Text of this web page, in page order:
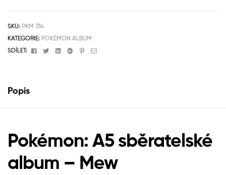
SKU: PKM 314
KATEGORIE: POKÉMON ALBUM
SDÍLET:
FacebookTwitterLinkedinGoogle+Pinterest
Email
Popis
Pokémon: A5 sběratelské
album – Mew